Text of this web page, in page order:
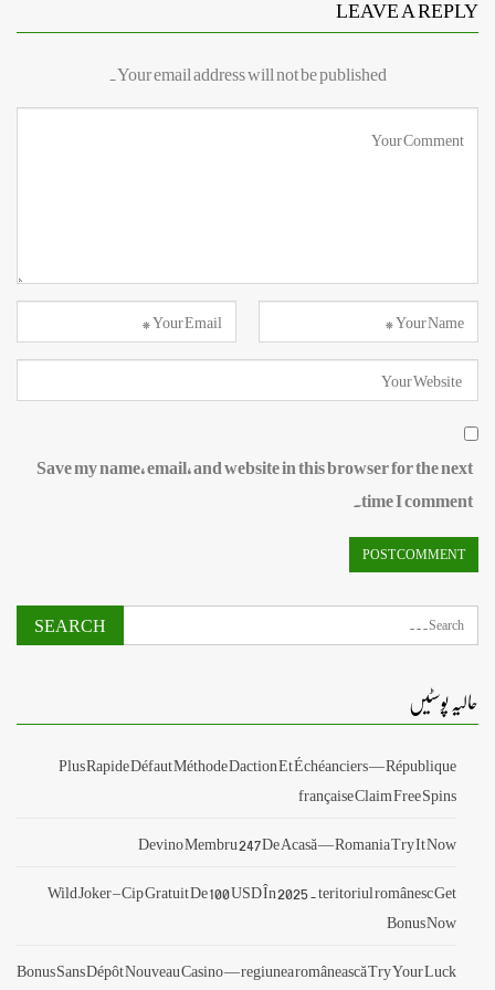
Your email address will not be published.
Save my name, email, and website in this browser for the next
time I comment.
حالیہ پوسٹیں
Plus Rapide Défaut Méthode Daction Et Échéanciers — République
française Claim Free Spins
Devino Membru 247 De Acasă — Romania Try It Now
Wild Joker – Cip Gratuit De 100 USD În 2025 . teritoriul românesc Get
Bonus Now
Bonus Sans Dépôt Nouveau Casino — regiunea românească Try Your Luck